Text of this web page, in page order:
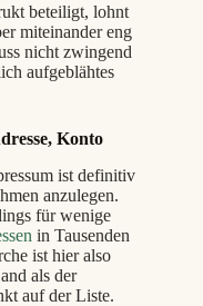
beteiligt, lohnt
miteinander eng
nicht zwingend
aufgeblähtes
Konto
ist definitiv
anzulegen.
für wenige
in Tausenden
ist hier also
als der
auf der Liste.